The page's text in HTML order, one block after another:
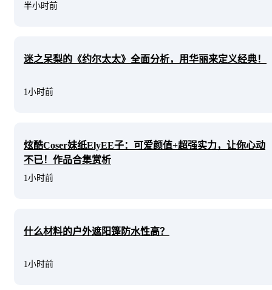
半小时前
迷之呆梨的《约尔太太》全面分析，用华丽来定义经典！
1小时前
炫酷Coser妹纸ElyEE子：可爱颜值+超强实力，让你心动
不已！作品合集赏析
1小时前
什么材料的户外遮阳篷防水性高？
1小时前